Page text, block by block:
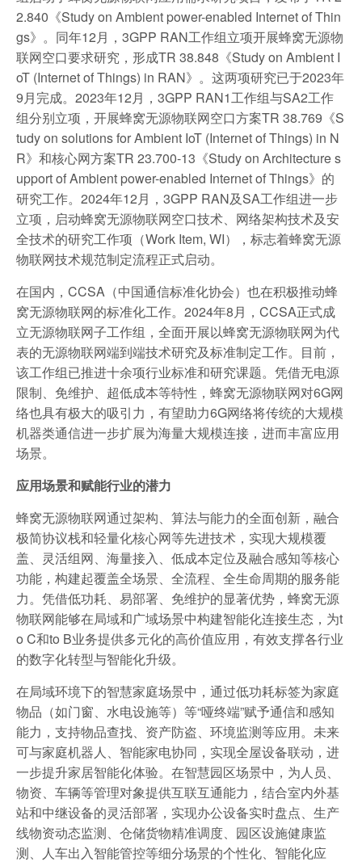
2.840《Study on Ambient power-enabled Internet of Thin
gs》。同年12月，3GPP RAN工作组立项开展蜂窝无源物
联网空口要求研究，形成TR 38.848《Study on Ambient I
oT (Internet of Things) in RAN》。这两项研究已于2023年
9月完成。2023年12月，3GPP RAN1工作组与SA2工作
组分别立项，开展蜂窝无源物联网空口方案TR 38.769《S
tudy on solutions for Ambient IoT (Internet of Things) in N
R》和核心网方案TR 23.700-13《Study on Architecture s
upport of Ambient power-enabled Internet of Things》的
研究工作。2024年12月，3GPP RAN及SA工作组进一步
立项，启动蜂窝无源物联网空口技术、网络架构技术及安
全技术的研究工作项（Work Item, WI），标志着蜂窝无源
物联网技术规范制定流程正式启动。
在国内，CCSA（中国通信标准化协会）也在积极推动蜂
窝无源物联网的标准化工作。2024年8月，CCSA正式成
立无源物联网子工作组，全面开展以蜂窝无源物联网为代
表的无源物联网端到端技术研究及标准制定工作。目前，
该工作组已推进十余项行业标准和研究课题。凭借无电源
限制、免维护、超低成本等特性，蜂窝无源物联网对6G网
络也具有极大的吸引力，有望助力6G网络将传统的大规模
机器类通信进一步扩展为海量大规模连接，进而丰富应用
场景。
应用场景和赋能行业的潜力
蜂窝无源物联网通过架构、算法与能力的全面创新，融合
极简协议栈和轻量化核心网等先进技术，实现大规模覆
盖、灵活组网、海量接入、低成本定位及融合感知等核心
功能，构建起覆盖全场景、全流程、全生命周期的服务能
力。凭借低功耗、易部署、免维护的显著优势，蜂窝无源
物联网能够在局域和广域场景中构建智能化连接生态，为t
o C和to B业务提供多元化的高价值应用，有效支撑各行业
的数字化转型与智能化升级。
在局域环境下的智慧家庭场景中，通过低功耗标签为家庭
物品（如门窗、水电设施等）等“哑终端”赋予通信和感知
能力，支持物品查找、资产防盗、环境监测等应用。未来
可与家庭机器人、智能家电协同，实现全屋设备联动，进
一步提升家居智能化体验。在智慧园区场景中，为人员、
物资、车辆等管理对象提供互联互通能力，结合室内外基
站和中继设备的灵活部署，实现办公设备实时盘点、生产
线物资动态监测、仓储货物精准调度、园区设施健康监
测、人车出入智能管控等细分场景的个性化、智能化应